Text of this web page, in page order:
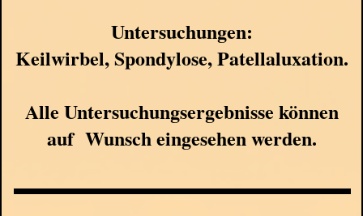
Untersuchungen:
Keilwirbel, Spondylose, Patellaluxation.
Alle Untersuchungsergebnisse können
auf Wunsch eingesehen werden.